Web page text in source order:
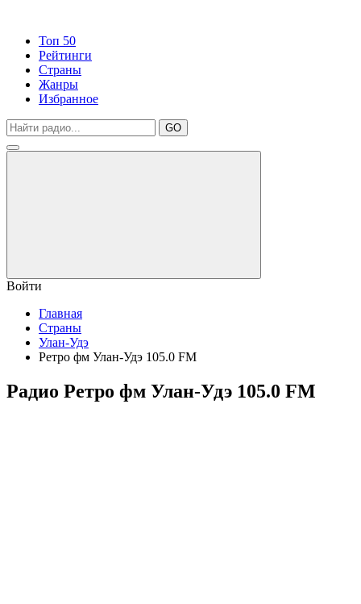
Топ 50
Рейтинги
Страны
Жанры
Избранное
GO
Войти
Главная
Страны
Улан-Удэ
Ретро фм Улан-Удэ 105.0 FM
Радио Ретро фм Улан-Удэ 105.0 FM